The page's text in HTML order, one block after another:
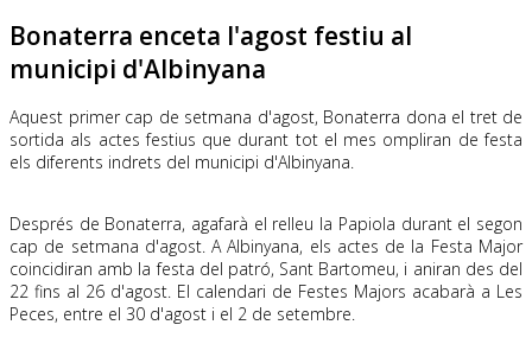
Bonaterra enceta l'agost festiu al
municipi d'Albinyana
Aquest primer cap de setmana d'agost, Bonaterra dona el tret de
sortida als actes festius que durant tot el mes ompliran de festa
els diferents indrets del municipi d'Albinyana.
Després de Bonaterra, agafarà el relleu la Papiola durant el segon
cap de setmana d'agost. A Albinyana, els actes de la Festa Major
coincidiran amb la festa del patró, Sant Bartomeu, i aniran des del
22 fins al 26 d'agost. El calendari de Festes Majors acabarà a Les
Peces, entre el 30 d'agost i el 2 de setembre.